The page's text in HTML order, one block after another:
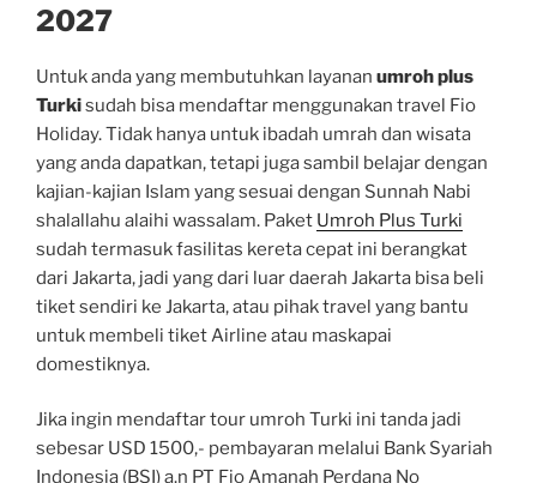
2027
Untuk anda yang membutuhkan layanan umroh plus
Turkisudah bisa mendaftar menggunakan travel Fio
Holiday. Tidak hanya untuk ibadah umrah dan wisata
yang anda dapatkan, tetapi juga sambil belajar dengan
kajian-kajian Islam yang sesuai dengan Sunnah Nabi
shalallahu alaihi wassalam. Paket Umroh Plus Turki
sudah termasuk fasilitas kereta cepat ini berangkat
dari Jakarta, jadi yang dari luar daerah Jakarta bisa beli
tiket sendiri ke Jakarta, atau pihak travel yang bantu
untuk membeli tiket Airline atau maskapai
domestiknya.
Jika ingin mendaftar tour umroh Turki ini tanda jadi
sebesar USD 1500,- pembayaran melalui Bank Syariah
Indonesia (BSI) a.n PT Fio Amanah Perdana No